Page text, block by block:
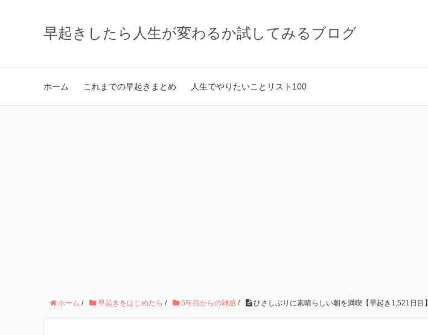
早起きしたら人生が変わるか試してみるブログ
ホーム これまでの早起きまとめ 人生でやりたいことリスト100
ホーム / 早起きをはじめたら / 5年目からの雑感 / ひさしぶりに素晴らしい朝を満喫【早起き1,521日目】